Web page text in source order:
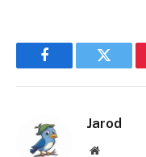
Facebook Twitter
Jarod
Site